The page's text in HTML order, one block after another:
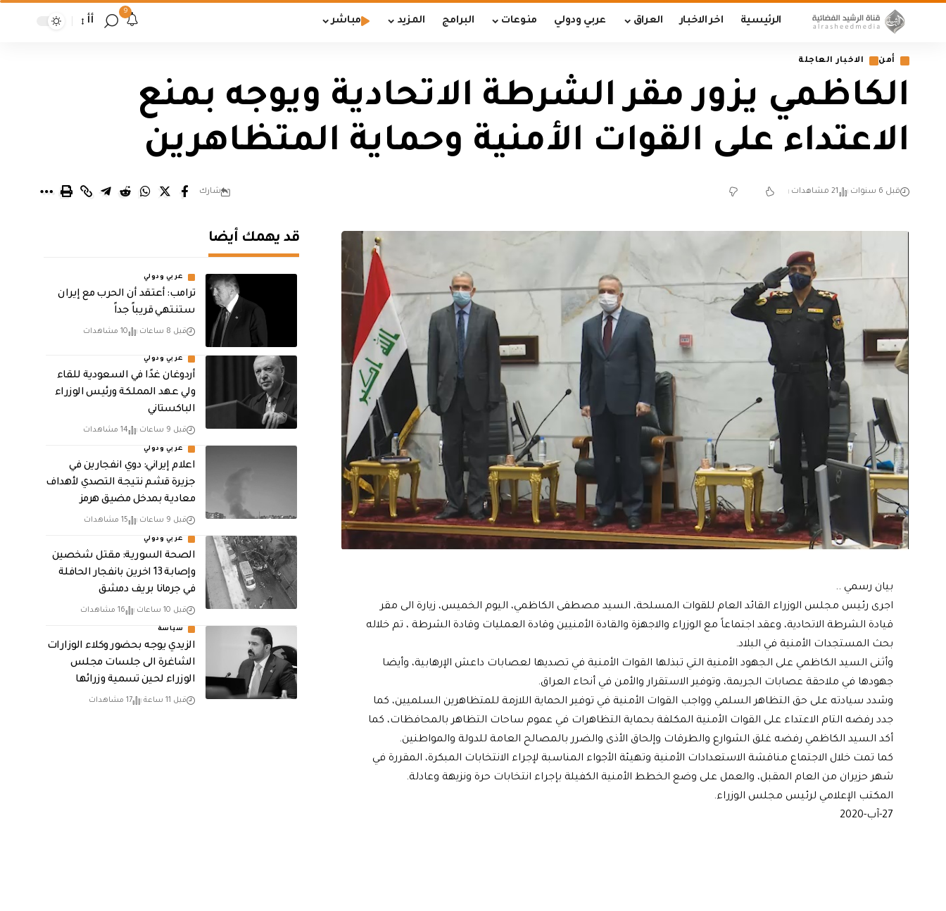
الرئيسية اخر الاخبار العراق عربي ودولي منوعات البرامج المزيد مباشر
9
أأ
أمن الاخبار العاجلة
الكاظمي يزور مقر الشرطة الاتحادية ويوجه بمنع
الاعتداء على القوات الأمنية وحماية المتظاهرين
قبل 6 سنوات 21 مشاهدات شارك
بيان رسمي ..
اجرى رئيس مجلس الوزراء القائد العام للقوات المسلحة، السيد مصطفى الكاظمي، اليوم الخميس، زيارة الى مقر
قيادة الشرطة الاتحادية، وعقد اجتماعاً مع الوزراء والاجهزة والقادة الأمنيين وقادة العمليات وقادة الشرطة ، تم خلاله
بحث المستجدات الأمنية في البلاد.
وأثنى السيد الكاظمي على الجهود الأمنية التي تبذلها القوات الأمنية في تصديها لعصابات داعش الإرهابية، وأيضا
جهودها في ملاحقة عصابات الجريمة، وتوفير الاستقرار والأمن في أنحاء العراق.
وشدد سيادته على حق التظاهر السلمي وواجب القوات الأمنية في توفير الحماية اللازمة للمتظاهرين السلميين، كما
جدد رفضه التام الاعتداء على القوات الأمنية المكلفة بحماية التظاهرات في عموم ساحات التظاهر بالمحافظات، كما
أكد السيد الكاظمي رفضه غلق الشوارع والطرقات وإلحاق الأذى والضرر بالمصالح العامة للدولة والمواطنين.
كما تمت خلال الاجتماع مناقشة الاستعدادات الأمنية وتهيئة الأجواء المناسبة لإجراء الانتخابات المبكرة، المقررة في
شهر حزيران من العام المقبل، والعمل على وضع الخطط الأمنية الكفيلة بإجراء انتخابات حرة ونزيهة وعادلة.
المكتب الإعلامي لرئيس مجلس الوزراء.
27-آب-2020
قد يهمك أيضا
عربي ودولي
‏ترامب: أعتقد أن الحرب مع إيران
ستنتهي قريباً جداً
قبل 8 ساعات 10 مشاهدات
عربي ودولي
أردوغان غدًا في السعودية للقاء
ولي عهد المملكة ورئيس الوزراء
الباكستاني
قبل 9 ساعات 14 مشاهدات
عربي ودولي
اعلام إيراني: دوي انفجارين في
جزيرة قشم نتيجة التصدي لأهداف
معادية بمدخل مضيق هرمز
قبل 9 ساعات 15 مشاهدات
عربي ودولي
الصحة السورية: مقتل شخصين
وإصابة 13 اخرين بانفجار الحافلة
في جرمانا بريف دمشق
قبل 10 ساعات 16 مشاهدات
سياسة
الزيدي يوجه بحضور وكلاء الوزارات
الشاغرة الى جلسات مجلس
الوزراء لحين تسمية وزرائها
قبل 11 ساعة 17 مشاهدات